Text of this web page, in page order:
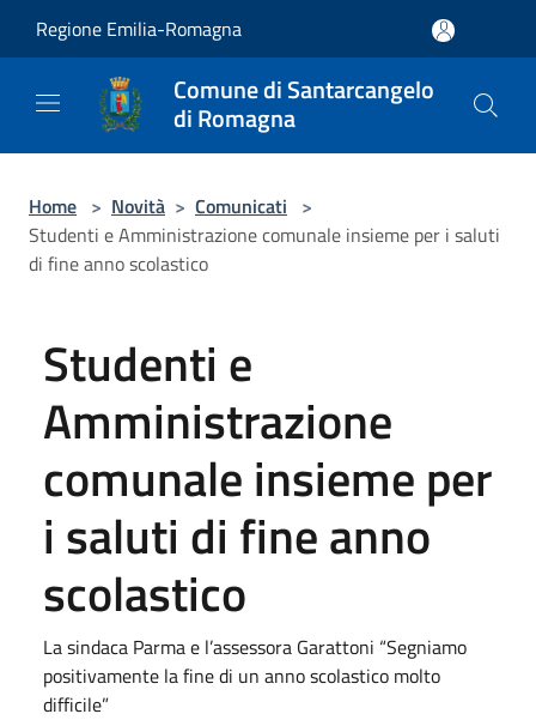
Regione Emilia-Romagna
Comune di Santarcangelo
di Romagna
Home > Novità > Comunicati >
Studenti e Amministrazione comunale insieme per i saluti
di fine anno scolastico
Studenti e
Amministrazione
comunale insieme per
i saluti di fine anno
scolastico
La sindaca Parma e l’assessora Garattoni “Segniamo
positivamente la fine di un anno scolastico molto
difficile”